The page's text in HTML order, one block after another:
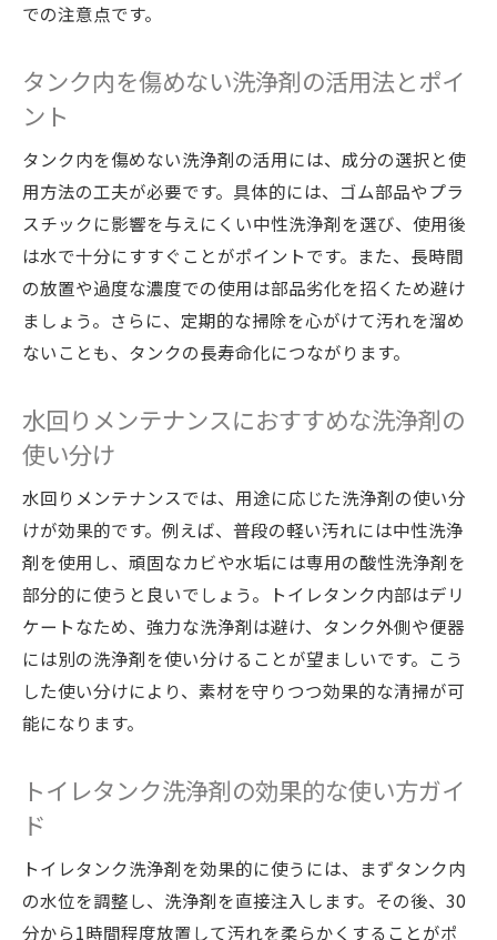
での注意点です。
タンク内を傷めない洗浄剤の活用法とポイ
ント
タンク内を傷めない洗浄剤の活用には、成分の選択と使
用方法の工夫が必要です。具体的には、ゴム部品やプラ
スチックに影響を与えにくい中性洗浄剤を選び、使用後
は水で十分にすすぐことがポイントです。また、長時間
の放置や過度な濃度での使用は部品劣化を招くため避け
ましょう。さらに、定期的な掃除を心がけて汚れを溜め
ないことも、タンクの長寿命化につながります。
水回りメンテナンスにおすすめな洗浄剤の
使い分け
水回りメンテナンスでは、用途に応じた洗浄剤の使い分
けが効果的です。例えば、普段の軽い汚れには中性洗浄
剤を使用し、頑固なカビや水垢には専用の酸性洗浄剤を
部分的に使うと良いでしょう。トイレタンク内部はデリ
ケートなため、強力な洗浄剤は避け、タンク外側や便器
には別の洗浄剤を使い分けることが望ましいです。こう
した使い分けにより、素材を守りつつ効果的な清掃が可
能になります。
トイレタンク洗浄剤の効果的な使い方ガイ
ド
トイレタンク洗浄剤を効果的に使うには、まずタンク内
の水位を調整し、洗浄剤を直接注入します。その後、30
分から1時間程度放置して汚れを柔らかくすることがポ